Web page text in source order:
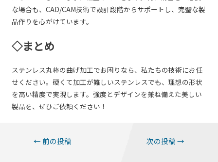
な場合も、CAD/CAM技術で設計段階からサポートし、完璧な製
品作りを心がけています。
◇まとめ
ステンレス丸棒の曲げ加工でお困りなら、私たちの技術にお任
せください。硬くて加工が難しいステンレスでも、理想の形状
を高い精度で実現します。強度とデザインを兼ね備えた美しい
製品を、ぜひご依頼ください！
投← 前の投稿 次の投稿→